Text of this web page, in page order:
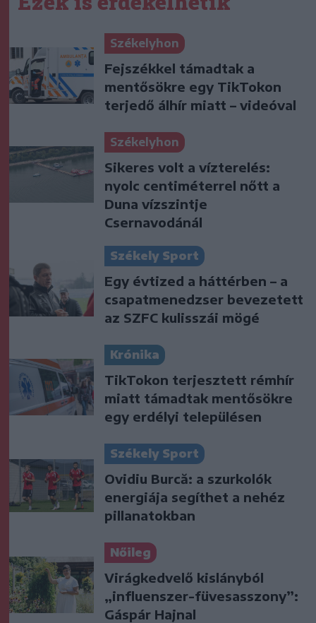
Székelyhon
Fejszékkel támadtak a
mentősökre egy TikTokon
terjedő álhír miatt – videóval
Székelyhon
Sikeres volt a vízterelés:
nyolc centiméterrel nőtt a
Duna vízszintje
Csernavodánál
Székely Sport
Egy évtized a háttérben – a
csapatmenedzser bevezetett
az SZFC kulisszái mögé
Krónika
TikTokon terjesztett rémhír
miatt támadtak mentősökre
egy erdélyi településen
Székely Sport
Ovidiu Burcă: a szurkolók
energiája segíthet a nehéz
pillanatokban
Nőileg
Virágkedvelő kislányból
„influenszer-füvesasszony”:
Gáspár Hajnal